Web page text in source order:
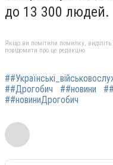
до 13 300 людей.
Якщо ви помітили помилку, виділіть
повідомити про це редакцію
##Дрогобич
##новини
##новиниДрогобич